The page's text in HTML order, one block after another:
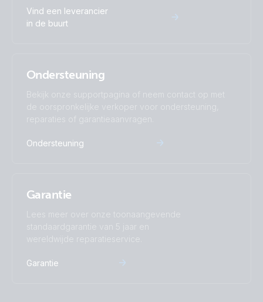
Vind een leverancier
in de buurt
Ondersteuning
Bekijk onze supportpagina of neem contact op met
de oorspronkelijke verkoper voor ondersteuning,
reparaties of garantieaanvragen.
Ondersteuning
Garantie
Lees meer over onze toonaangevende
standaardgarantie van 5 jaar en
wereldwijde reparatieservice.
Garantie